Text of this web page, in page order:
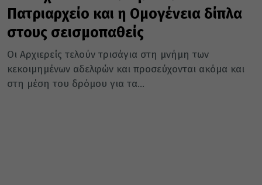
Πατριαρχείο και η Ομογένεια δίπλα
στους σεισμοπαθείς
Οι Αρχιερείς τελούν τρισάγια στη μνήμη των
κεκοιμημένων αδελφών και προσεύχονται ακόμα και
στη μέση του δρόμου για τα...